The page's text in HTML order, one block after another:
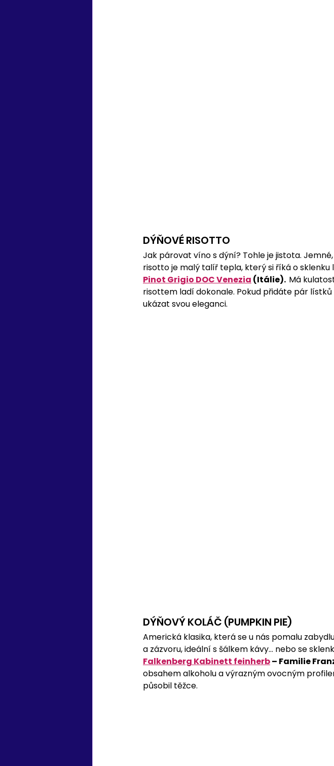
DÝŇOVÉ RISOTTO
Jak párovat víno s dýní? Tohle je jistota.
risotto je malý talíř tepla, který si říká o
Pinot Grigio DOC Venezia (Itálie). Má
risottem ladí dokonale. Pokud přidáte pár
ukázat svou eleganci.
DÝŇOVÝ KOLÁČ (PUMPKIN PIE)
Americká klasika, která se u nás pomalu
a zázvoru, ideální s šálkem kávy… nebo se
Falkenberg Kabinett feinherb – Familie
obsahem alkoholu a výrazným ovocným
působil těžce.